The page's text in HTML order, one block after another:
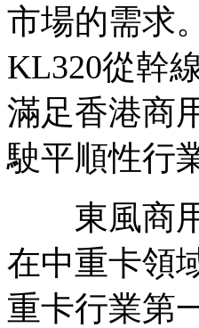
市場的需求
KL320從幹
滿足香港商
駛平順性行
東風商用
在中重卡領
重卡行業第